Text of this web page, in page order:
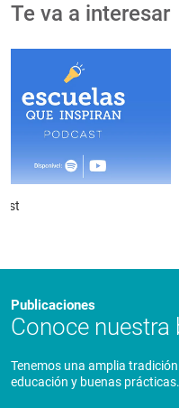
Te va a interesar
Publicaciones
Conoce nuestra
Tenemos una amplia
educación y buenas prácticas.